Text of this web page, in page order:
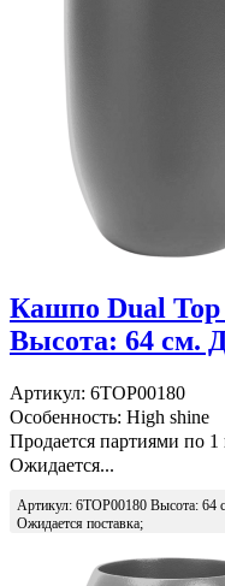
Кашпо Dual Top
Высота: 64 см.
Артикул: 6TOP00180
Особенность: High shine
Продается партиями по 1
Ожидается...
Артикул: 6TOP00180 Высота:
Ожидается поставка;